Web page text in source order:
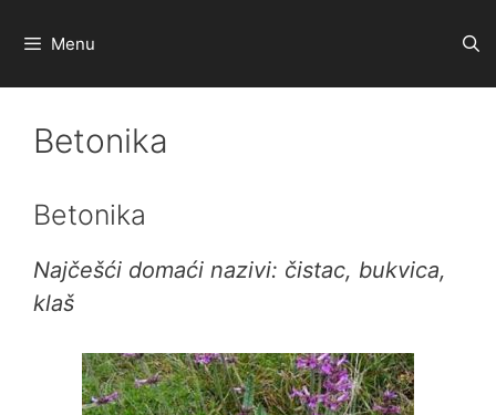
Menu
Betonika
Betonika
Najčešći domaći nazivi: čistac, bukvica,
klaš